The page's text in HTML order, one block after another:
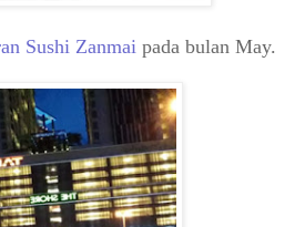
Sushi Zanmai pada bulan May.